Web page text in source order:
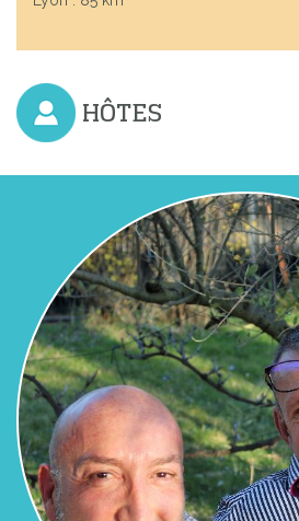
PISCINE
Previous
HÔTES